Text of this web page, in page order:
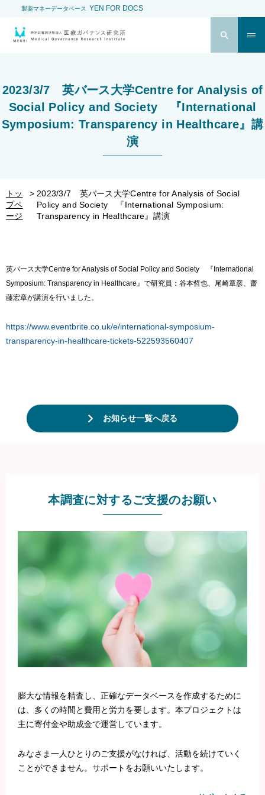
製薬マネーデータベース YEN FOR DOCS
2023/3/7 英バース大学Centre for Analysis of
Social Policy and Society 『International
Symposium: Transparency in Healthcare』講
演
トッ
プペ
ージ
2023/3/7 英バース大学Centre for Analysis of Social
Policy and Society 『International Symposium:
Transparency in Healthcare』講演
英バース大学Centre for Analysis of Social Policy and Society 『International
Symposium: Transparency in Healthcare』で研究員：谷本哲也、尾崎章彦、齋
藤宏章が講演を行いました。
https://www.eventbrite.co.uk/e/international-symposium-
transparency-in-healthcare-tickets-522593560407
お知らせ一覧へ戻る
本調査に対するご支援のお願い
膨大な情報を精査し、正確なデータベースを作成するために
は、多くの時間と費用と労力を要します。本プロジェクトは
主に寄付金や助成金で運営しています。
みなさま一人ひとりのご支援がなければ、活動を続けていく
ことができません。サポートをお願いいたします。